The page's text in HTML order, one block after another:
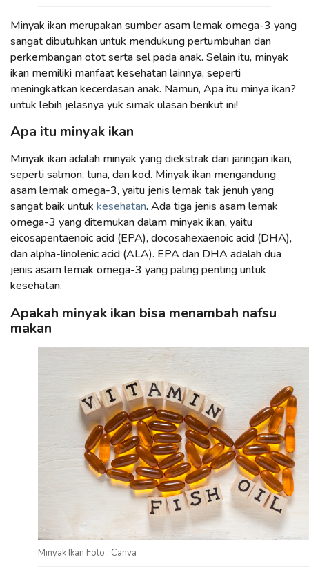
Minyak ikan merupakan sumber asam lemak omega-3 yang
sangat dibutuhkan untuk mendukung pertumbuhan dan
perkembangan otot serta sel pada anak. Selain itu, minyak
ikan memiliki manfaat kesehatan lainnya, seperti
meningkatkan kecerdasan anak. Namun, Apa itu minya ikan?
untuk lebih jelasnya yuk simak ulasan berikut ini!
Apa itu minyak ikan
Minyak ikan adalah minyak yang diekstrak dari jaringan ikan,
seperti salmon, tuna, dan kod. Minyak ikan mengandung
asam lemak omega-3, yaitu jenis lemak tak jenuh yang
sangat baik untuk kesehatan. Ada tiga jenis asam lemak
omega-3 yang ditemukan dalam minyak ikan, yaitu
eicosapentaenoic acid (EPA), docosahexaenoic acid (DHA),
dan alpha-linolenic acid (ALA). EPA dan DHA adalah dua
jenis asam lemak omega-3 yang paling penting untuk
kesehatan.
Apakah minyak ikan bisa menambah nafsu
makan
Minyak Ikan Foto : Canva